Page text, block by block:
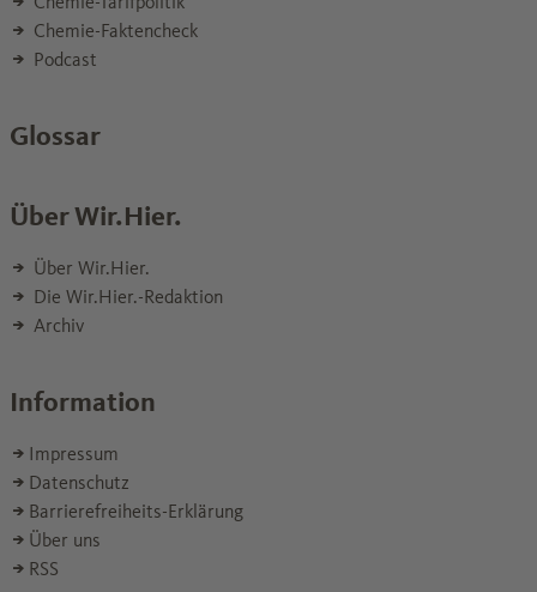
Chemie-Faktencheck
Podcast
Glossar
Über Wir.Hier.
Über Wir.Hier.
Die Wir.Hier.-Redaktion
Archiv
Information
Impressum
Datenschutz
Barrierefreiheits-Erklärung
Über uns
RSS